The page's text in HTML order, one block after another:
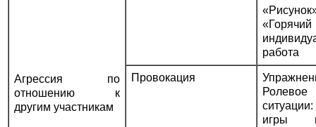
Агрессия по
отношению к
другим участникам
«Горячий
работа
Провокация
игры